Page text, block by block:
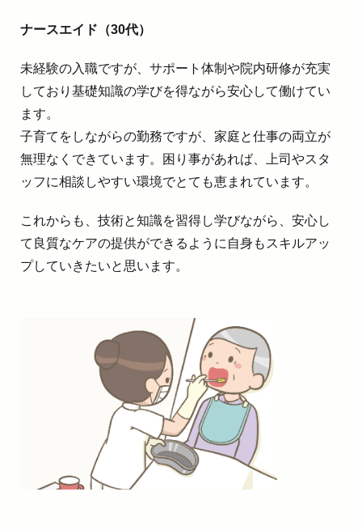
ナースエイド（30代）
未経験の入職ですが、サポート体制や院内研修が充実
しており基礎知識の学びを得ながら安心して働けてい
ます。
子育てをしながらの勤務ですが、家庭と仕事の両立が
無理なくできています。困り事があれば、上司やスタ
ッフに相談しやすい環境でとても恵まれています。
これからも、技術と知識を習得し学びながら、安心し
て良質なケアの提供ができるように自身もスキルアッ
プしていきたいと思います。